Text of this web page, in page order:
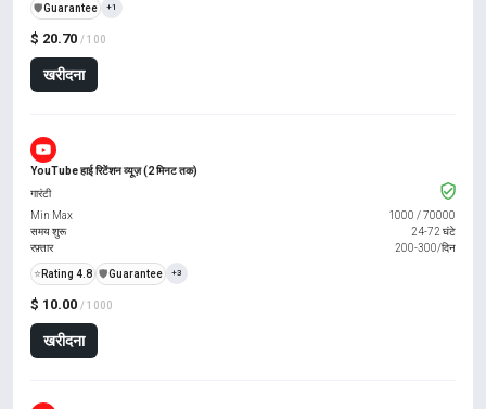
$ 20.70 / 100
खरीदना
️🛡️Guarantee +1
YouTube हाई रिटेंशन व्यूज़ (2 मिनट तक)
$ 10.00 / 1000
खरीदना
गारंटी
Min Max
1000 /70000
समय शुरू
24-72 घंटे
रफ़्तार
200-300/दिन
⭐ Rating 4.8 ️🛡️Guarantee +3